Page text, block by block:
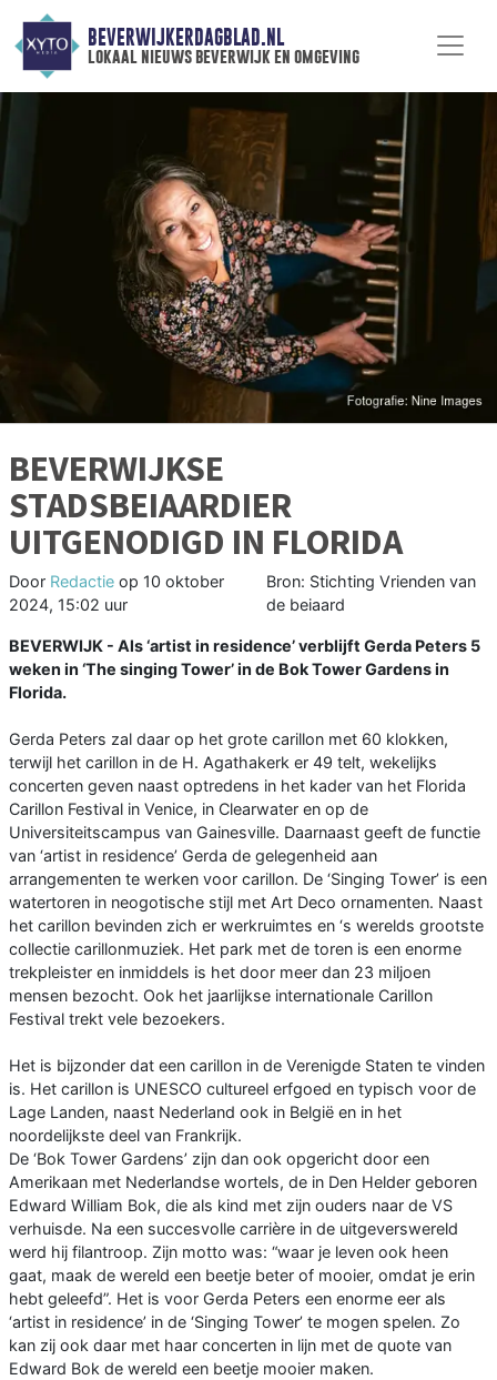
BEVERWIJKERDAGBLAD.NL
lokaal nieuws beverwijk en omgeving
BEVERWIJKSE
STADSBEIAARDIER
UITGENODIGD IN FLORIDA
Door Redactie op 10 oktober
2024, 15:02 uur
Bron: Stichting Vrienden van
de beiaard
BEVERWIJK - Als ‘artist in residence’ verblijft Gerda Peters 5
weken in ‘The singing Tower’ in de Bok Tower Gardens in
Florida.
Gerda Peters zal daar op het grote carillon met 60 klokken,
terwijl het carillon in de H. Agathakerk er 49 telt, wekelijks
concerten geven naast optredens in het kader van het Florida
Carillon Festival in Venice, in Clearwater en op de
Universiteitscampus van Gainesville. Daarnaast geeft de functie
van ‘artist in residence’ Gerda de gelegenheid aan
arrangementen te werken voor carillon. De ‘Singing Tower’ is een
watertoren in neogotische stijl met Art Deco ornamenten. Naast
het carillon bevinden zich er werkruimtes en ‘s werelds grootste
collectie carillonmuziek. Het park met de toren is een enorme
trekpleister en inmiddels is het door meer dan 23 miljoen
mensen bezocht. Ook het jaarlijkse internationale Carillon
Festival trekt vele bezoekers.
Het is bijzonder dat een carillon in de Verenigde Staten te vinden
is. Het carillon is UNESCO cultureel erfgoed en typisch voor de
Lage Landen, naast Nederland ook in België en in het
noordelijkste deel van Frankrijk.
De ‘Bok Tower Gardens’ zijn dan ook opgericht door een
Amerikaan met Nederlandse wortels, de in Den Helder geboren
Edward William Bok, die als kind met zijn ouders naar de VS
verhuisde. Na een succesvolle carrière in de uitgeverswereld
werd hij filantroop. Zijn motto was: “waar je leven ook heen
gaat, maak de wereld een beetje beter of mooier, omdat je erin
hebt geleefd”. Het is voor Gerda Peters een enorme eer als
‘artist in residence’ in de ‘Singing Tower’ te mogen spelen. Zo
kan zij ook daar met haar concerten in lijn met de quote van
Edward Bok de wereld een beetje mooier maken.